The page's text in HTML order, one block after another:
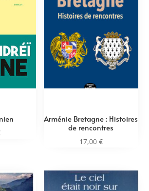
Arménie Bretagne : Histoires
de rencontres
17,00 €